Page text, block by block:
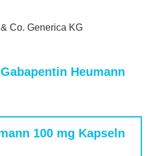
Co. Generica KG
Heumann
100 mg Kapseln